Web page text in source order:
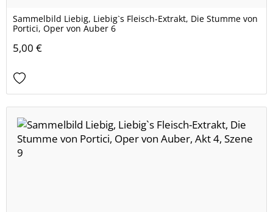
Sammelbild Liebig, Liebig`s Fleisch-Extrakt, Die Stumme von
Portici, Oper von Auber 6
5,00 €